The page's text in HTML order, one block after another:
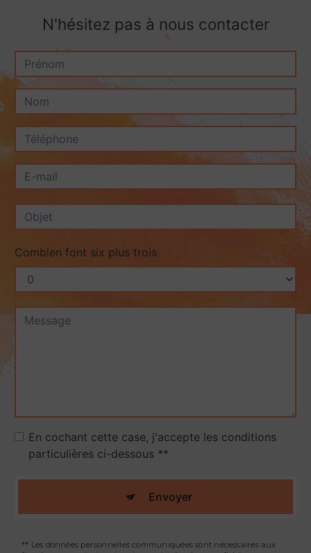
N'hésitez pas à nous contacter
Combien font six plus trois
En cochant cette case, j'accepte les conditions
particulières ci-dessous **
Envoyer
** Les données personnelles communiquées sont nécessaires aux